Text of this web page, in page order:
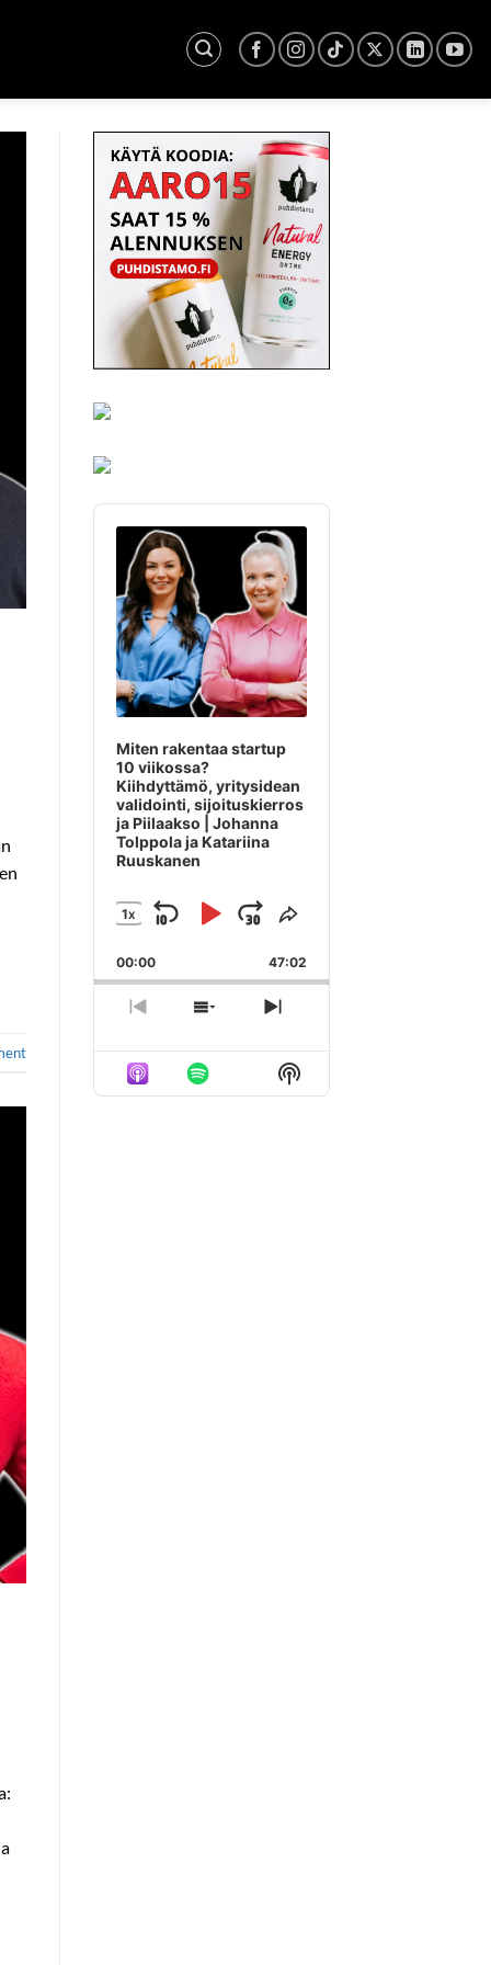
Audio
Player
Miten rakentaa startup
10 viikossa?
Kiihdyttämö, yritysidean
validointi, sijoituskierros
ja Piilaakso | Johanna
Tolppola ja Katariina
Ruuskanen
CHANGE
RATE
1X
SKIP
BACKWARD
PLAY
PAUSE
JUMP
FORWARD
SHARE
EPISODE
00:00 47:02
PREVIOUSSHOW
LIST
NEXT
Show
Podcast